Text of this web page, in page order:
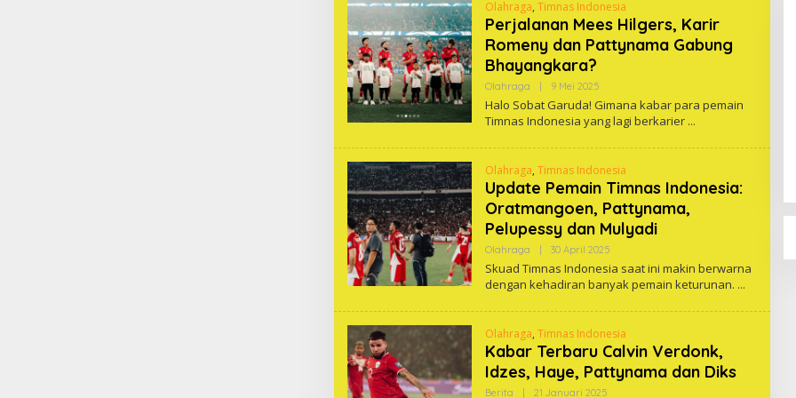
Olahraga, Timnas Indonesia
Perjalanan Mees Hilgers, Karir
Romeny dan Pattynama Gabung
Bhayangkara?
Olahraga | 9 Mei 2025Oleh
Halo Sobat Garuda! Gimana kabar para pemain
Timnas Indonesia yang lagi berkarier
Olahraga, Timnas Indonesia
Update Pemain Timnas Indonesia:
Oratmangoen, Pattynama,
Pelupessy dan Mulyadi
Olahraga | 30 April 2025Oleh
Skuad Timnas Indonesia saat ini makin berwarna
dengan kehadiran banyak pemain keturunan.
Olahraga, Timnas Indonesia
Kabar Terbaru Calvin Verdonk,
Idzes, Haye, Pattynama dan Diks
Berita | 21 Januari 2025Oleh
Di Berita,